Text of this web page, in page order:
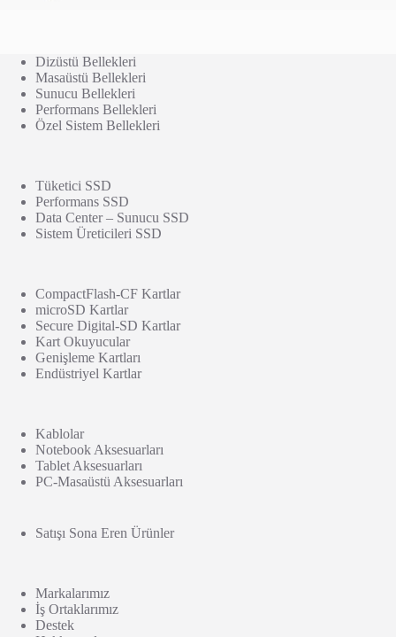
Dizüstü Bellekleri
Masaüstü Bellekleri
Sunucu Bellekleri
Performans Bellekleri
Özel Sistem Bellekleri
Tüketici SSD
Performans SSD
Data Center – Sunucu SSD
Sistem Üreticileri SSD
CompactFlash-CF Kartlar
microSD Kartlar
Secure Digital-SD Kartlar
Kart Okuyucular
Genişleme Kartları
Endüstriyel Kartlar
Kablolar
Notebook Aksesuarları
Tablet Aksesuarları
PC-Masaüstü Aksesuarları
Satışı Sona Eren Ürünler
Markalarımız
İş Ortaklarımız
Destek